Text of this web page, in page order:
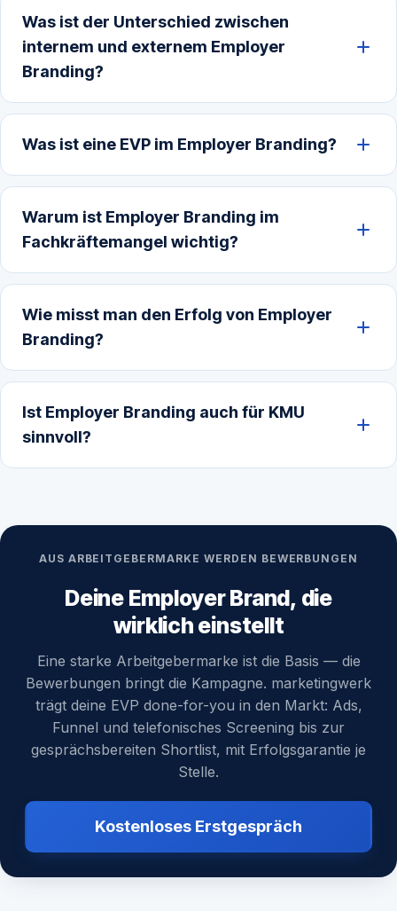
Was ist der Unterschied zwischen
internem und externem Employer
Branding?
Was ist eine EVP im Employer Branding?
Warum ist Employer Branding im
Fachkräftemangel wichtig?
Wie misst man den Erfolg von Employer
Branding?
Ist Employer Branding auch für KMU
sinnvoll?
AUS ARBEITGEBERMARKE WERDEN BEWERBUNGEN
Deine Employer Brand, die
wirklich einstellt
Eine starke Arbeitgebermarke ist die Basis — die
Bewerbungen bringt die Kampagne. marketingwerk
trägt deine EVP done-for-you in den Markt: Ads,
Funnel und telefonisches Screening bis zur
gesprächsbereiten Shortlist, mit Erfolgsgarantie je
Stelle.
Kostenloses Erstgespräch